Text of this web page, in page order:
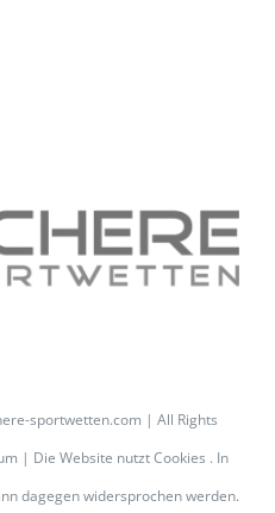
sportwetten.com | All Rights
| Die Website nutzt Cookies . In
dagegen widersprochen werden.